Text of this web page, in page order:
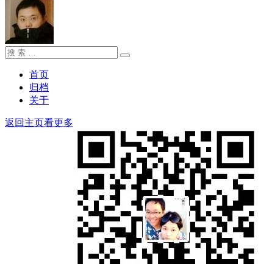
搜
搜
首页
归档
关于
返回主页看更多